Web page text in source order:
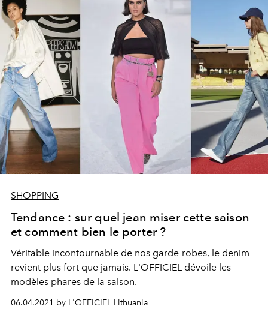
SHOPPING
Tendance : sur quel jean miser cette saison
et comment bien le porter ?
Véritable incontournable de nos garde-robes, le denim
revient plus fort que jamais. L'OFFICIEL dévoile les
modèles phares de la saison.
06.04.2021 by L'OFFICIEL Lithuania